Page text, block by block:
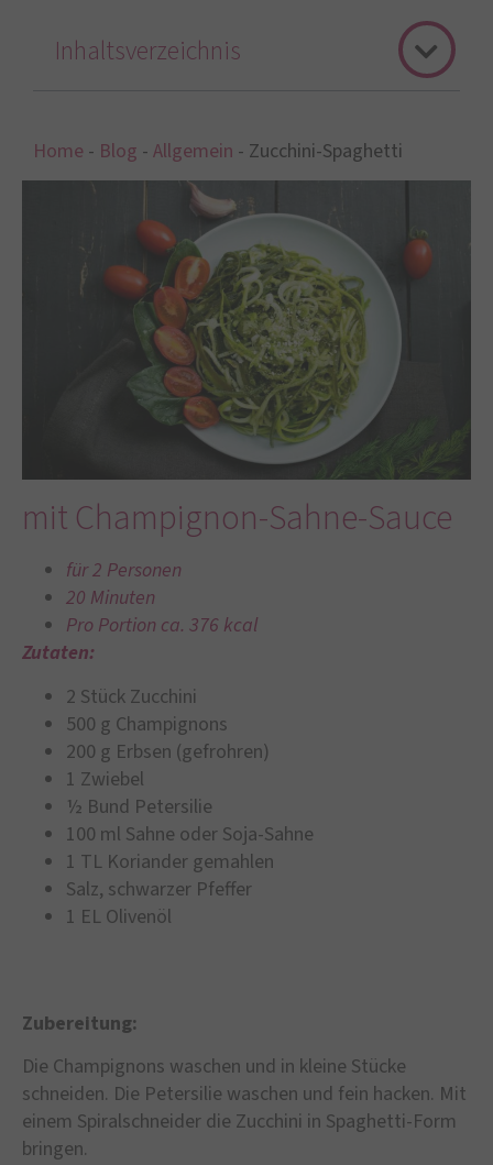
Home - Blog - Allgemein - Zucchini-Spaghetti
mit Champignon-Sahne-Sauce
für 2 Personen
20 Minuten
Pro Portion ca. 376 kcal
Zutaten:
2 Stück Zucchini
500 g Champignons
200 g Erbsen (gefrohren)
1 Zwiebel
½ Bund Petersilie
100 ml Sahne oder Soja-Sahne
1 TL Koriander gemahlen
Salz, schwarzer Pfeffer
1 EL Olivenöl
Zubereitung:
Die Champignons waschen und in kleine Stücke
schneiden. Die Petersilie waschen und fein hacken. Mit
einem Spiralschneider die Zucchini in Spaghetti-Form
bringen.
Inhaltsverzeichnis